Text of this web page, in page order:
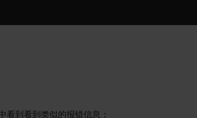
看到看到类似的报错信息：